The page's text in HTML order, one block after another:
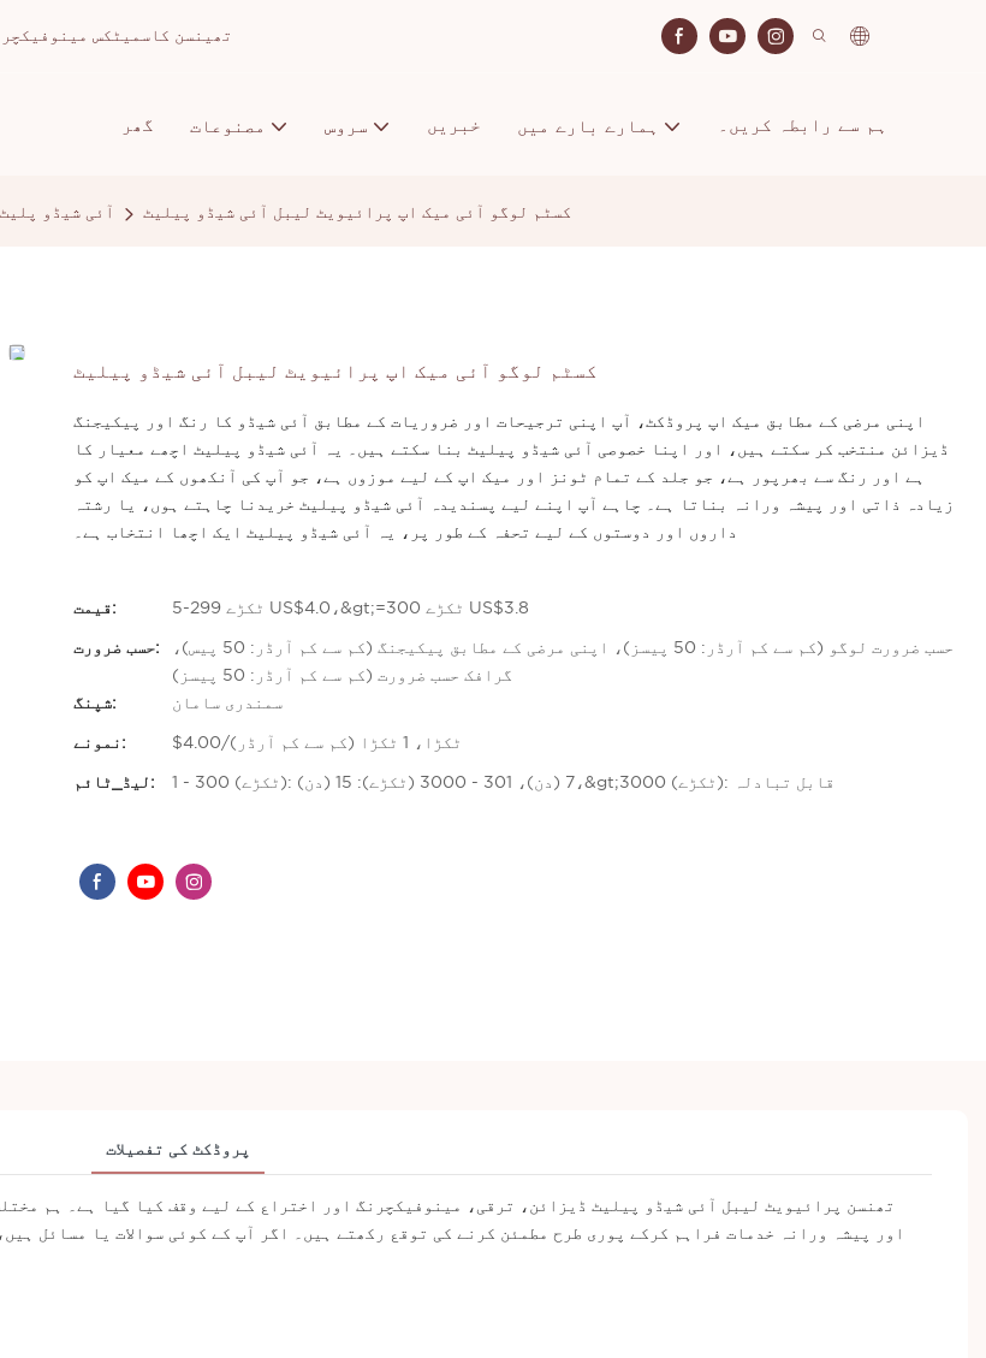
تھینسن کاسمیٹکس مینوفیکچررز،
گھر مصنوعات سروس خبریں ہمارے بارے میں ہم سے رابطہ کریں۔
آئی شیڈو پلیٹ کسٹم لوگو آئی میک اپ پرائیویٹ لیبل آئی شیڈو پیلیٹ
کسٹم لوگو آئی میک اپ پرائیویٹ لیبل آئی شیڈو پیلیٹ
اپنی مرضی کے مطابق میک اپ پروڈکٹ، آپ اپنی ترجیحات اور ضروریات کے مطابق آئی شیڈو کا رنگ اور پیکیجنگ
ڈیزائن منتخب کر سکتے ہیں، اور اپنا خصوصی آئی شیڈو پیلیٹ بنا سکتے ہیں۔ یہ آئی شیڈو پیلیٹ اچھے معیار کا
ہے اور رنگ سے بھرپور ہے، جو جلد کے تمام ٹونز اور میک اپ کے لیے موزوں ہے، جو آپ کی آنکھوں کے میک اپ کو
زیادہ ذاتی اور پیشہ ورانہ بناتا ہے۔ چاہے آپ اپنے لیے پسندیدہ آئی شیڈو پیلیٹ خریدنا چاہتے ہوں، یا رشتہ
داروں اور دوستوں کے لیے تحفہ کے طور پر، یہ آئی شیڈو پیلیٹ ایک اچھا انتخاب ہے۔
قیمت: 5-299 ٹکڑے US$4.0،&gt;=300 ٹکڑے US$3.8
حسب ضرورت:
حسب ضرورت لوگو (کم سے کم آرڈر: 50 پیسز)، اپنی مرضی کے مطابق پیکیجنگ (کم سے کم آرڈر: 50 پیس)،
گرافک حسب ضرورت (کم سے کم آرڈر: 50 پیسز)
شپنگ:
سمندری سامان
نمونے: $4.00/ٹکڑا، 1 ٹکڑا (کم سے کم آرڈر)
لیڈ_ٹائم: 1 - 300 (ٹکڑے): 7 (دن)، 301 - 3000 (ٹکڑے): 15 (دن)،&gt;3000 (ٹکڑے): قابل تبادلہ
پروڈکٹ کی تفصیلات
تھنسن پرائیویٹ لیبل آئی شیڈو پیلیٹ ڈیزائن، ترقی، مینوفیکچرنگ اور اختراع کے لیے وقف کیا گیا ہے۔ ہم
اور پیشہ ورانہ خدمات فراہم کرکے پوری طرح مطمئن کرنے کی توقع رکھتے ہیں۔ اگر آپ کے کوئی سوالات یا مسائل